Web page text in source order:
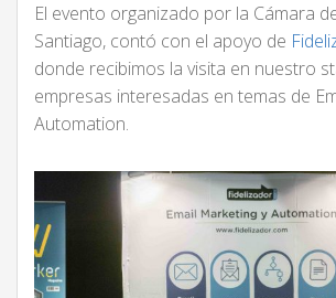
El evento organizado por la Cámara
Santiago, contó con el apoyo de
donde recibimos la visita en nuestro
empresas interesadas en temas de
Automation.